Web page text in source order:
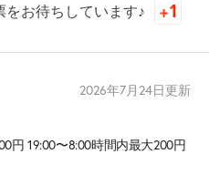
をお待ちしています♪
2026年7月24日更新
円 19:00〜8:00時間内最大200円